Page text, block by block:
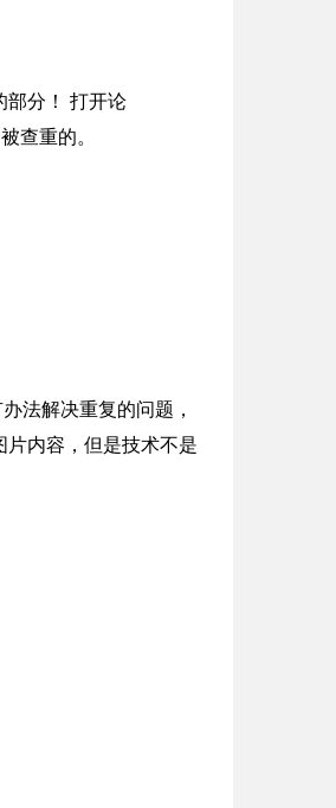
部分！ 打开论
查重的。
法解决重复的问题，
内容，但是技术不是